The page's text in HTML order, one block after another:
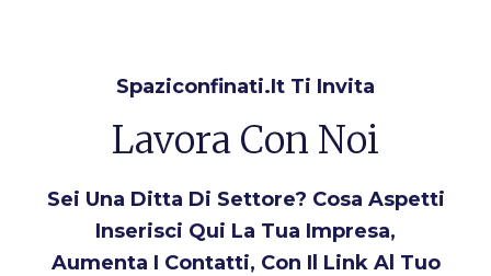
Spaziconfinati.it Ti Invita
Lavora Con Noi
Sei Una Ditta Di Settore? Cosa Aspetti
Inserisci Qui La Tua Impresa,
Aumenta I Contatti, Con Il Link Al Tuo